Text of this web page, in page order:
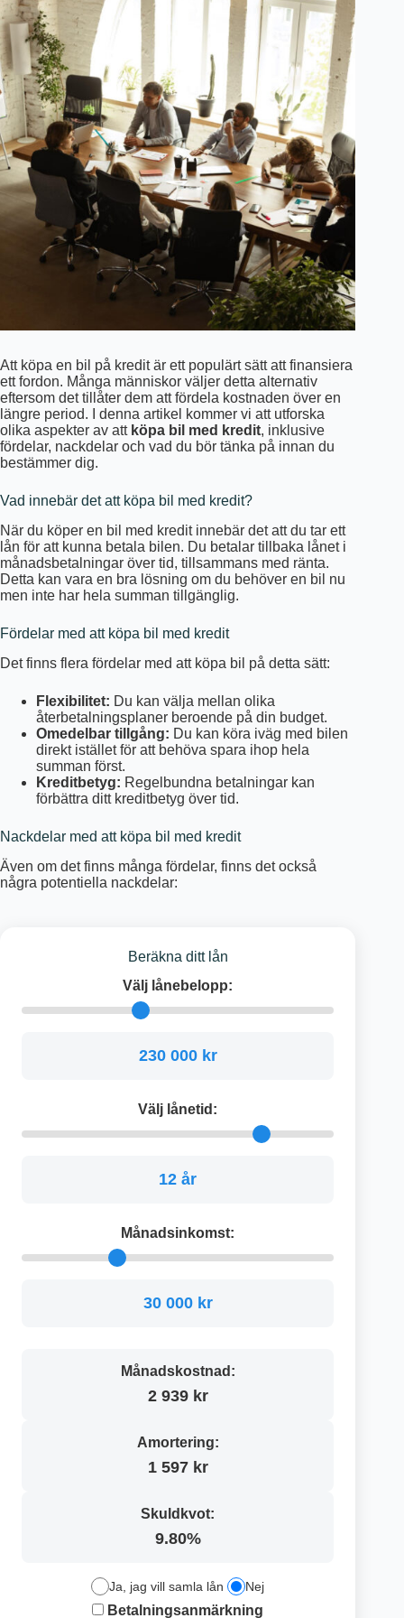
Att köpa en bil på kredit är ett populärt sätt att finansiera
ett fordon. Många människor väljer detta alternativ
eftersom det tillåter dem att fördela kostnaden över en
längre period. I denna artikel kommer vi att utforska
olika aspekter av att köpa bil med kredit, inklusive
fördelar, nackdelar och vad du bör tänka på innan du
bestämmer dig.
Vad innebär det att köpa bil med kredit?
När du köper en bil med kredit innebär det att du tar ett
lån för att kunna betala bilen. Du betalar tillbaka lånet i
månadsbetalningar över tid, tillsammans med ränta.
Detta kan vara en bra lösning om du behöver en bil nu
men inte har hela summan tillgänglig.
Fördelar med att köpa bil med kredit
Det finns flera fördelar med att köpa bil på detta sätt:
Flexibilitet: Du kan välja mellan olika
återbetalningsplaner beroende på din budget.
Omedelbar tillgång: Du kan köra iväg med bilen
direkt istället för att behöva spara ihop hela
summan först.
Kreditbetyg: Regelbundna betalningar kan
förbättra ditt kreditbetyg över tid.
Nackdelar med att köpa bil med kredit
Även om det finns många fördelar, finns det också
några potentiella nackdelar:
Beräkna ditt lån
Välj lånebelopp:
230 000 kr
Välj lånetid:
12 år
Månadsinkomst:
30 000 kr
Månadskostnad:
2 939 kr
Amortering:
1 597 kr
Skuldkvot:
9.80%
Ja, jag vill samla lån Nej
Betalningsanmärkning